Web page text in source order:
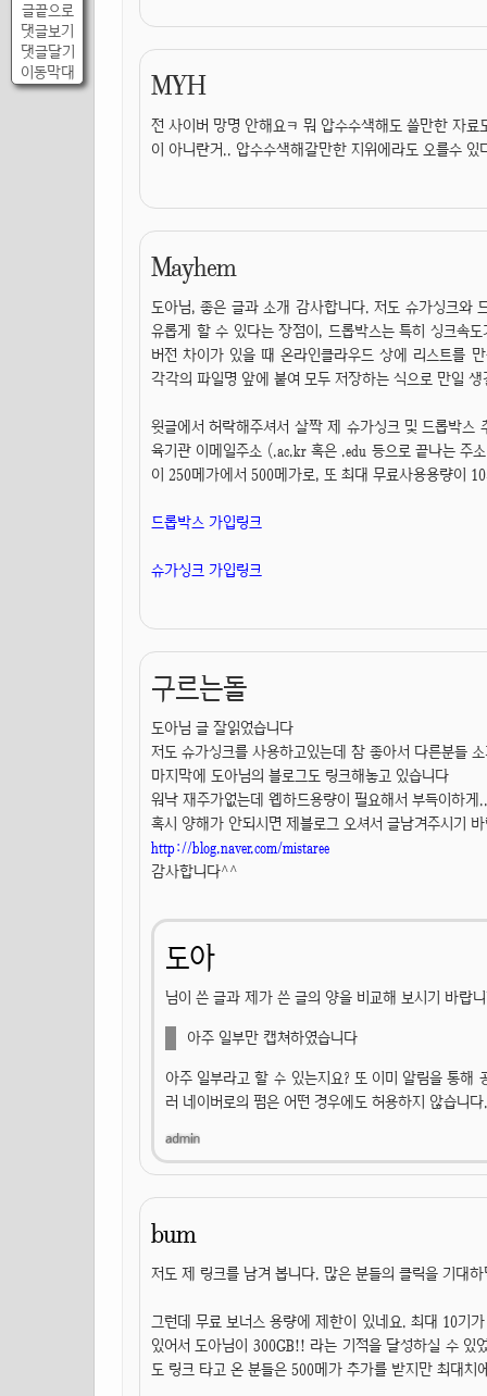
글끝으로
댓글보기
댓글달기
이동막대
MYH
전 사이버 망명 안해요ㅋ 뭐 압수수색해도 쓸만한 자
이 아니란거.. 압수수색해갈만한 지위에라도 오를수 있
Mayhem
도아님, 좋은 글과 소개 감사합니다. 저도 슈가싱크와
유롭게 할 수 있다는 장점이, 드롭박스는 특히 싱크속
버전 차이가 있을 때 온라인클라우드 상에 리스트를
각각의 파일명 앞에 붙여 모두 저장하는 식으로 만일
윗글에서 허락해주셔서 살짝 제 슈가싱크 및 드롭박스
육기관 이메일주소 (.ac.kr 혹은 .edu 등으로 끝나는 주
이 250메가에서 500메가로, 또 최대 무료사용용량이
드롭박스 가입링크
슈가싱크 가입링크
구르는돌
도아님 글 잘읽었습니다
저도 슈가싱크를 사용하고있는데 참 좋아서 다른분들
마지막에 도아님의 블로그도 링크해놓고 있습니다
워낙 재주가없는데 웹하드용량이 필요해서 부득이하게
혹시 양해가 안되시면 제블로그 오셔서 글남겨주시기
http://blog.naver.com/mistaree
감사합니다^^
도아
님이 쓴 글과 제가 쓴 글의 양을 비교해 보시기 바랍
아주 일부만 캡쳐하였습니다
아주 일부라고 할 수 있는지요? 또 이미 알림을 통해
러 네이버로의 펌은 어떤 경우에도 허용하지 않습니다.
bum
저도 제 링크를 남겨 봅니다. 많은 분들의 클릭을 기대하
그런데 무료 보너스 용량에 제한이 있네요. 최대 10기
있어서 도아님이 300GB!! 라는 기적을 달성하실 수
도 링크 타고 온 분들은 500메가 추가를 받지만 최대